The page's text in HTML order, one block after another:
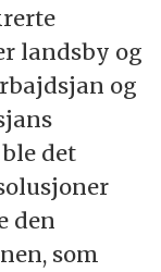
landsby og
og
det
den
som